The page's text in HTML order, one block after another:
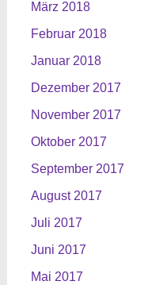
März 2018
Februar 2018
Januar 2018
Dezember 2017
November 2017
Oktober 2017
September 2017
August 2017
Juli 2017
Juni 2017
Mai 2017